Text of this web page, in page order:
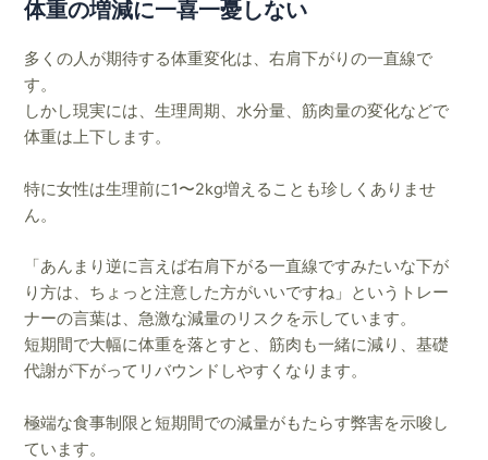
体重の増減に一喜一憂しない
多くの人が期待する体重変化は、右肩下がりの一直線で
す。
しかし現実には、生理周期、水分量、筋肉量の変化などで
体重は上下します。
特に女性は生理前に1〜2kg増えることも珍しくありませ
ん。
「あんまり逆に言えば右肩下がる一直線ですみたいな下が
り方は、ちょっと注意した方がいいですね」というトレー
ナーの言葉は、急激な減量のリスクを示しています。
短期間で大幅に体重を落とすと、筋肉も一緒に減り、基礎
代謝が下がってリバウンドしやすくなります。
極端な食事制限と短期間での減量がもたらす弊害を示唆し
ています。